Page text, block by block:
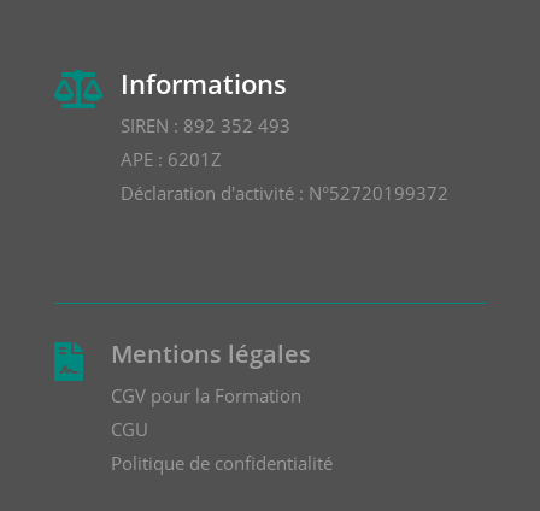
 Informations
SIREN : 892 352 493
APE : 6201Z
Déclaration d'activité : N°52720199372
 Mentions légales
CGV pour la Formation
CGU
Politique de confidentialité